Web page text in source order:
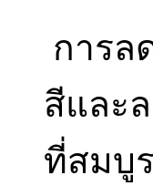
การล
สีและ
ที่สมบู